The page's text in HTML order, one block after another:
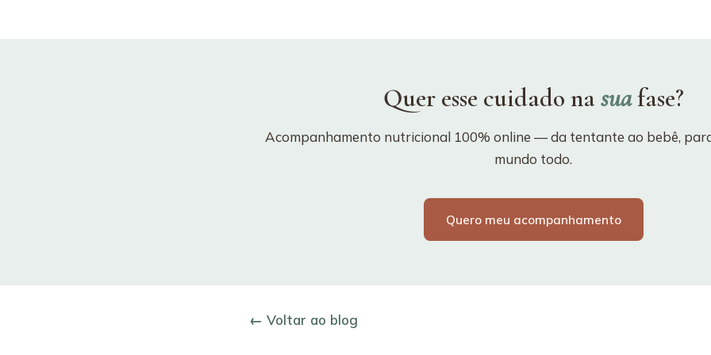
Quer esse cuidado nasuafase?
Acompanhamento nutricional 100% online — da tentante ao bebê,
mundo todo.
Quero meu acompanhamento
← Voltar ao blog